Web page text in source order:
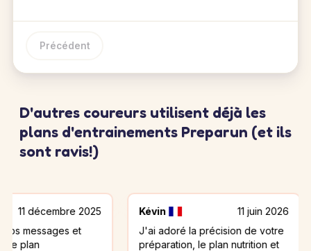
Précédent
D'autres coureurs utilisent déjà les
plans d'entrainements Preparun (et ils
sont ravis!)
2025
et
Kévin
11 juin 2026
J'ai adoré la précision de votre
préparation, le plan nutrition et
gigi